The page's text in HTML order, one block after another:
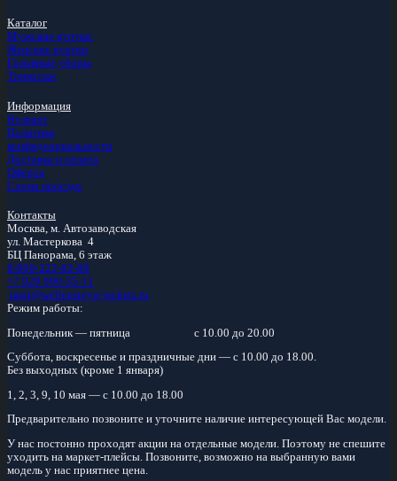
Каталог
Мужские куртки
Женские куртки
Головные уборы
Трикотаж
Информация
Возврат
Политика
конфиденциальности
Доставка и оплата
Оферта
Схема проезда
Контакты
Москва, м. Автозаводская
ул. Мастеркова 4
БЦ Панорама, 6 этаж
8-800-222-82-89
+7 929 990-35-11
mail@wellensteyn-jackets.ru
Режим работы:
Понедельник — пятница с 10.00 до 20.00
Суббота, воскресенье и праздничные дни — с 10.00 до 18.00.
Без выходных (кроме 1 января)
1, 2, 3, 9, 10 мая — с 10.00 до 18.00
Предварительно позвоните и уточните наличие интересующей Вас модели.
У нас постонно проходят акции на отдельные модели. Поэтому не спешите
уходить на маркет-плейсы. Позвоните, возможно на выбранную вами
модель у нас приятнее цена.